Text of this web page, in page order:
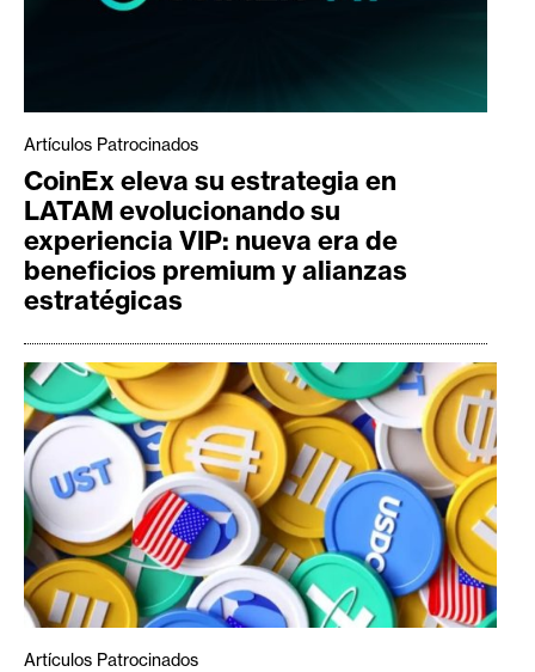
Artículos Patrocinados
CoinEx eleva su estrategia en
LATAM evolucionando su
experiencia VIP: nueva era de
beneficios premium y alianzas
estratégicas
Artículos Patrocinados